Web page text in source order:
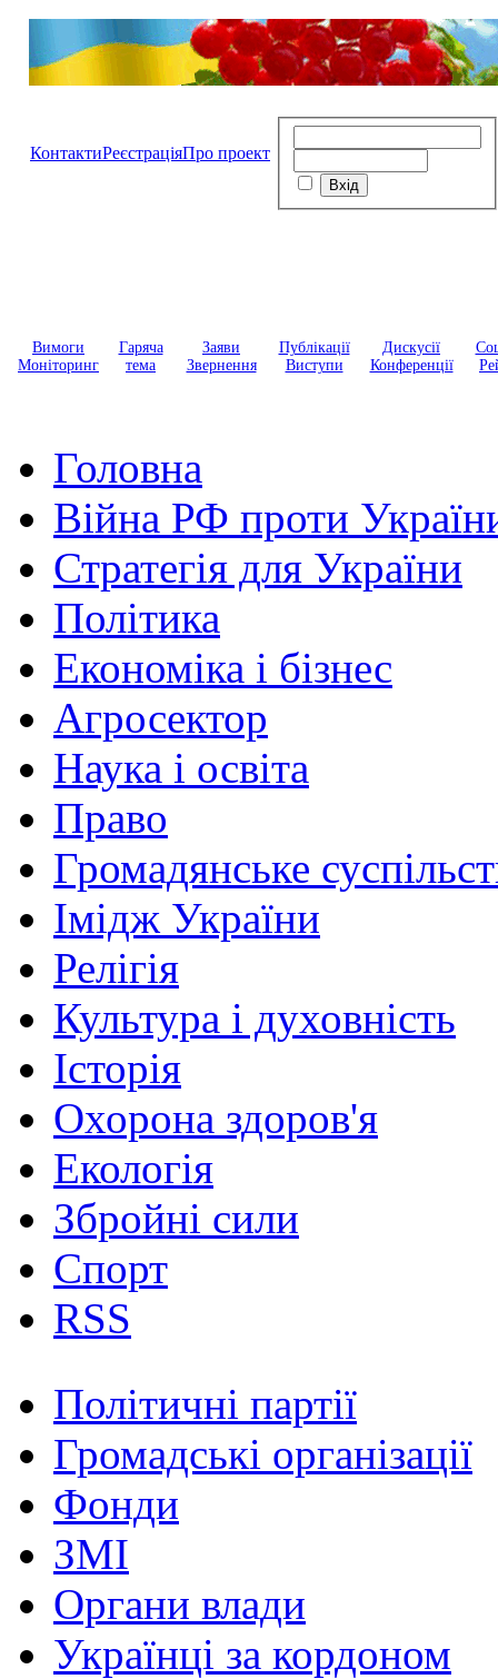
КонтактиРеєстраціяПро проект
Вимоги
Моніторинг
Гаряча
тема
Заяви
Звернення
Публікації
Виступи
Дискусії
Конференції
Головна
Війна РФ проти
Стратегія для України
Політика
Економіка і бізнес
Агросектор
Наука і освіта
Право
Громадянське
Імідж України
Релігія
Культура і духовність
Історія
Охорона здоров'я
Екологія
Збройні сили
Спорт
RSS
Політичні партії
Громадські організації
Фонди
ЗМІ
Органи влади
Українці за кордоном